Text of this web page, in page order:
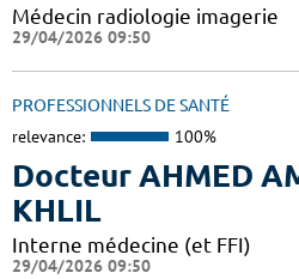
Médecin radiologie imagerie
29/04/2026 09:50
PROFESSIONNELS DE SANTÉ
relevance: 100%
Docteur AHMED
KHLIL
Interne médecine (et FFI)
29/04/2026 09:50